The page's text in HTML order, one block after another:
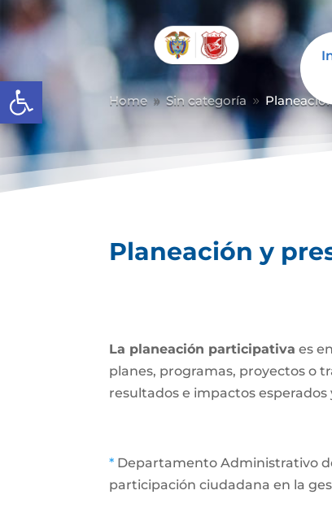
Abrir barra de herramientas
Home 9 Sin categoría 9
Planeación y
La planeación participativa es
planes, programas, proyectos o
resultados e impactos
* Departamento Administrativo
participación ciudadana en la